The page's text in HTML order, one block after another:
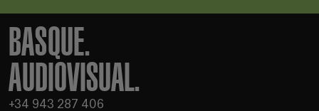
BASQUE.
AUDIOVISUAL.
+34 943 287 406